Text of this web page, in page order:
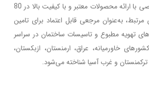
مجموعه کامل و تخصصی با ارائه محصولات معتبر و با کیفیت بالا در 80
به‌عنوان مرجعی قابل اعتماد برای تامین
تهویه مطبوع و تاسیسات ساختمان در سراسر
خاورمیانه، عراق، ارمنستان، ازبکستان،
ترکمنستان و غرب آسیا شناخته می‌شود.